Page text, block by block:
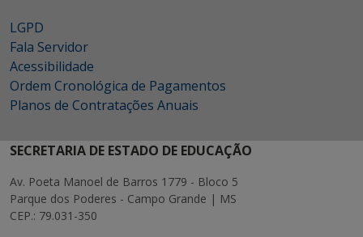
LGPD
Fala Servidor
Acessibilidade
Ordem Cronológica de Pagamentos
Planos de Contratações Anuais
SECRETARIA DE ESTADO DE EDUCAÇÃO
Av. Poeta Manoel de Barros 1779 - Bloco 5
Parque dos Poderes - Campo Grande | MS
CEP.: 79.031-350